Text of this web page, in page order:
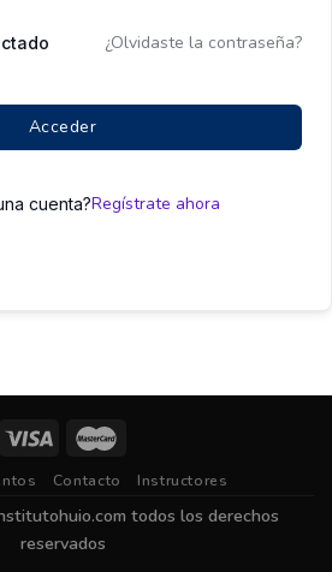
¿Olvidaste la contraseña?
Acceder
cuenta?Regístrate ahora
Contacto Instructores
todos los derechos
reservados